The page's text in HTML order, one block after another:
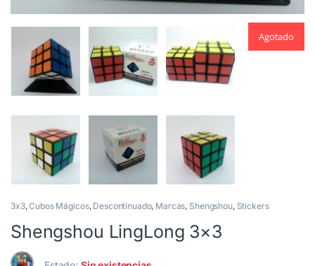
Agotado
3x3,Cubos Mágicos, Descontinuado, Marcas, Shengshou, Stickers
Shengshou LingLong 3×3